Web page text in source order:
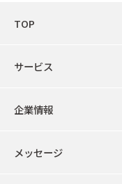
TOP
サービス
企業情報
メッセージ